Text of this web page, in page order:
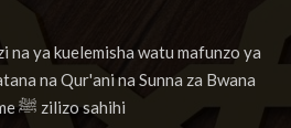
ya kuelemisha watu mafunzo ya
na Qur'ani na Sunna za Bwana
Mtume ﷺ zilizo sahihi